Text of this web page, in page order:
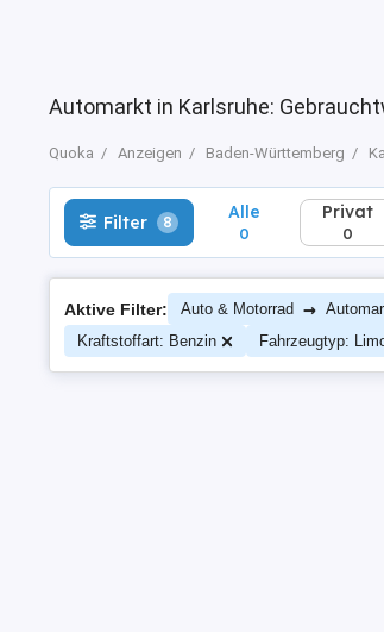
Automarkt in Karlsruhe:
Quoka Anzeigen Baden-Württemberg
Filter 8 Alle
0
Privat
0
Aktive Filter: Auto & Motorrad →
Kraftstoffart: Benzin
Fahrzeugtyp: